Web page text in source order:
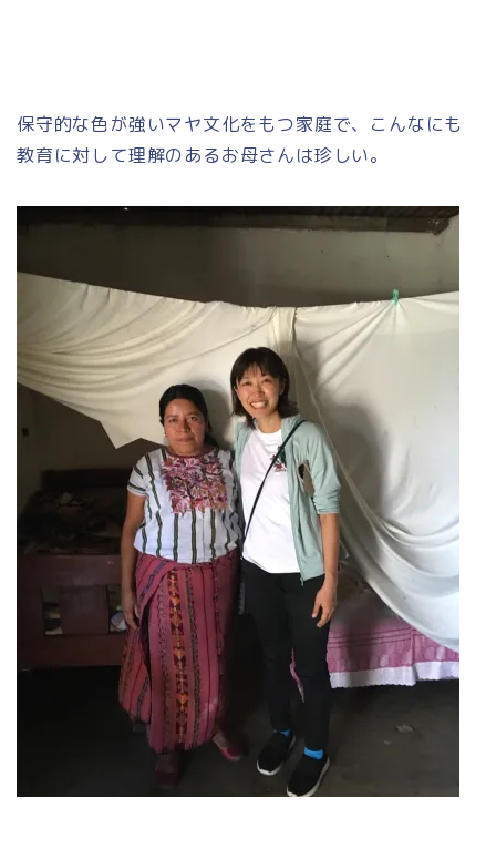
保守的な色が強いマヤ文化をもつ家庭で、こんなにも
教育に対して理解のあるお母さんは珍しい。